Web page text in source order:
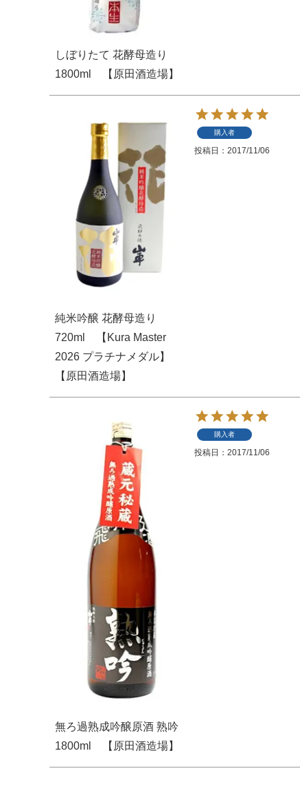
しぼりたて 花酵母造り
1800ml 【原田酒造場】
純米吟醸 花酵母造り
720ml 【Kura Master
2026 プラチナメダル】
【原田酒造場】
購入者
投稿日 2017/11/06
無ろ過熟成吟醸原酒 熟吟
1800ml 【原田酒造場】
購入者
投稿日 2017/11/06